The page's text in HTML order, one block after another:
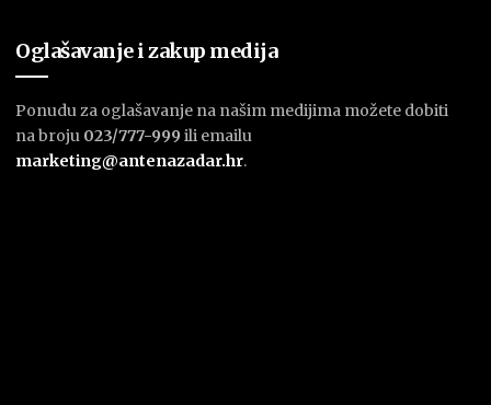
Oglašavanje i zakup medija
Ponudu za oglašavanje na našim medijima možete dobiti
na broju 023/777-999 ili emailu
marketing@antenazadar.hr.